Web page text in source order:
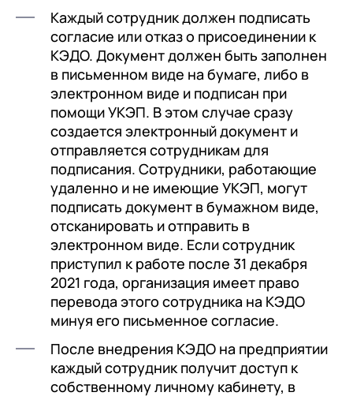
Каждый сотрудник должен подписать
согласие или отказ о присоединении к
КЭДО. Документ должен быть заполнен
в письменном виде на бумаге, либо в
электронном виде и подписан при
помощи УКЭП. В этом случае сразу
создается электронный документ и
отправляется сотрудникам для
подписания. Сотрудники, работающие
удаленно и не имеющие УКЭП, могут
подписать документ в бумажном виде,
отсканировать и отправить в
электронном виде. Если сотрудник
приступил к работе после 31 декабря
2021 года, организация имеет право
перевода этого сотрудника на КЭДО
минуя его письменное согласие.
После внедрения КЭДО на предприятии
каждый сотрудник получит доступ к
собственному личному кабинету, в